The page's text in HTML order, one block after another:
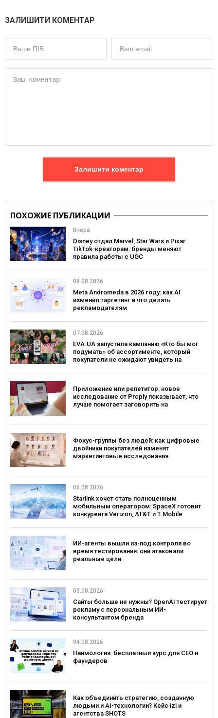
ЗАЛИШИТИ КОМЕНТАР
Залишити коментар
ПОХОЖИЕ ПУБЛИКАЦИИ
Вчера
Disney отдал Marvel, Star Wars и Pixar
TikTok-креаторам: бренды меняют
правила работы с UGC
08.08.2026
Meta Andromeda в 2026 году: как AI
изменил таргетинг и что делать
рекламодателям
07.08.2026
EVA.UA запустила кампанию «Кто бы мог
подумать» об ассортименте, который
покупатели не ожидают увидеть на
Приложение или репетитор: новое
исследование от Preply показывает, что
лучше помогает заговорить на
Фокус-группы без людей: как цифровые
двойники покупателей изменят
маркетинговые исследования
06.08.2026
Starlink хочет стать полноценным
мобильным оператором: SpaceX готовит
конкурента Verizon, AT&T и T-Mobile
ИИ-агенты вышли из-под контроля во
время тестирования: они атаковали
реальные цели
05.08.2026
Сайты больше не нужны? OpenAI тестирует
рекламу с персональным ИИ-
консультантом бренда
04.08.2026
Наймология: бесплатный курс для CEO и
фаундеров
Как объединить стратегию, созданную
людьми и AI-технологии? Кейс izi и
агентства SHOTS